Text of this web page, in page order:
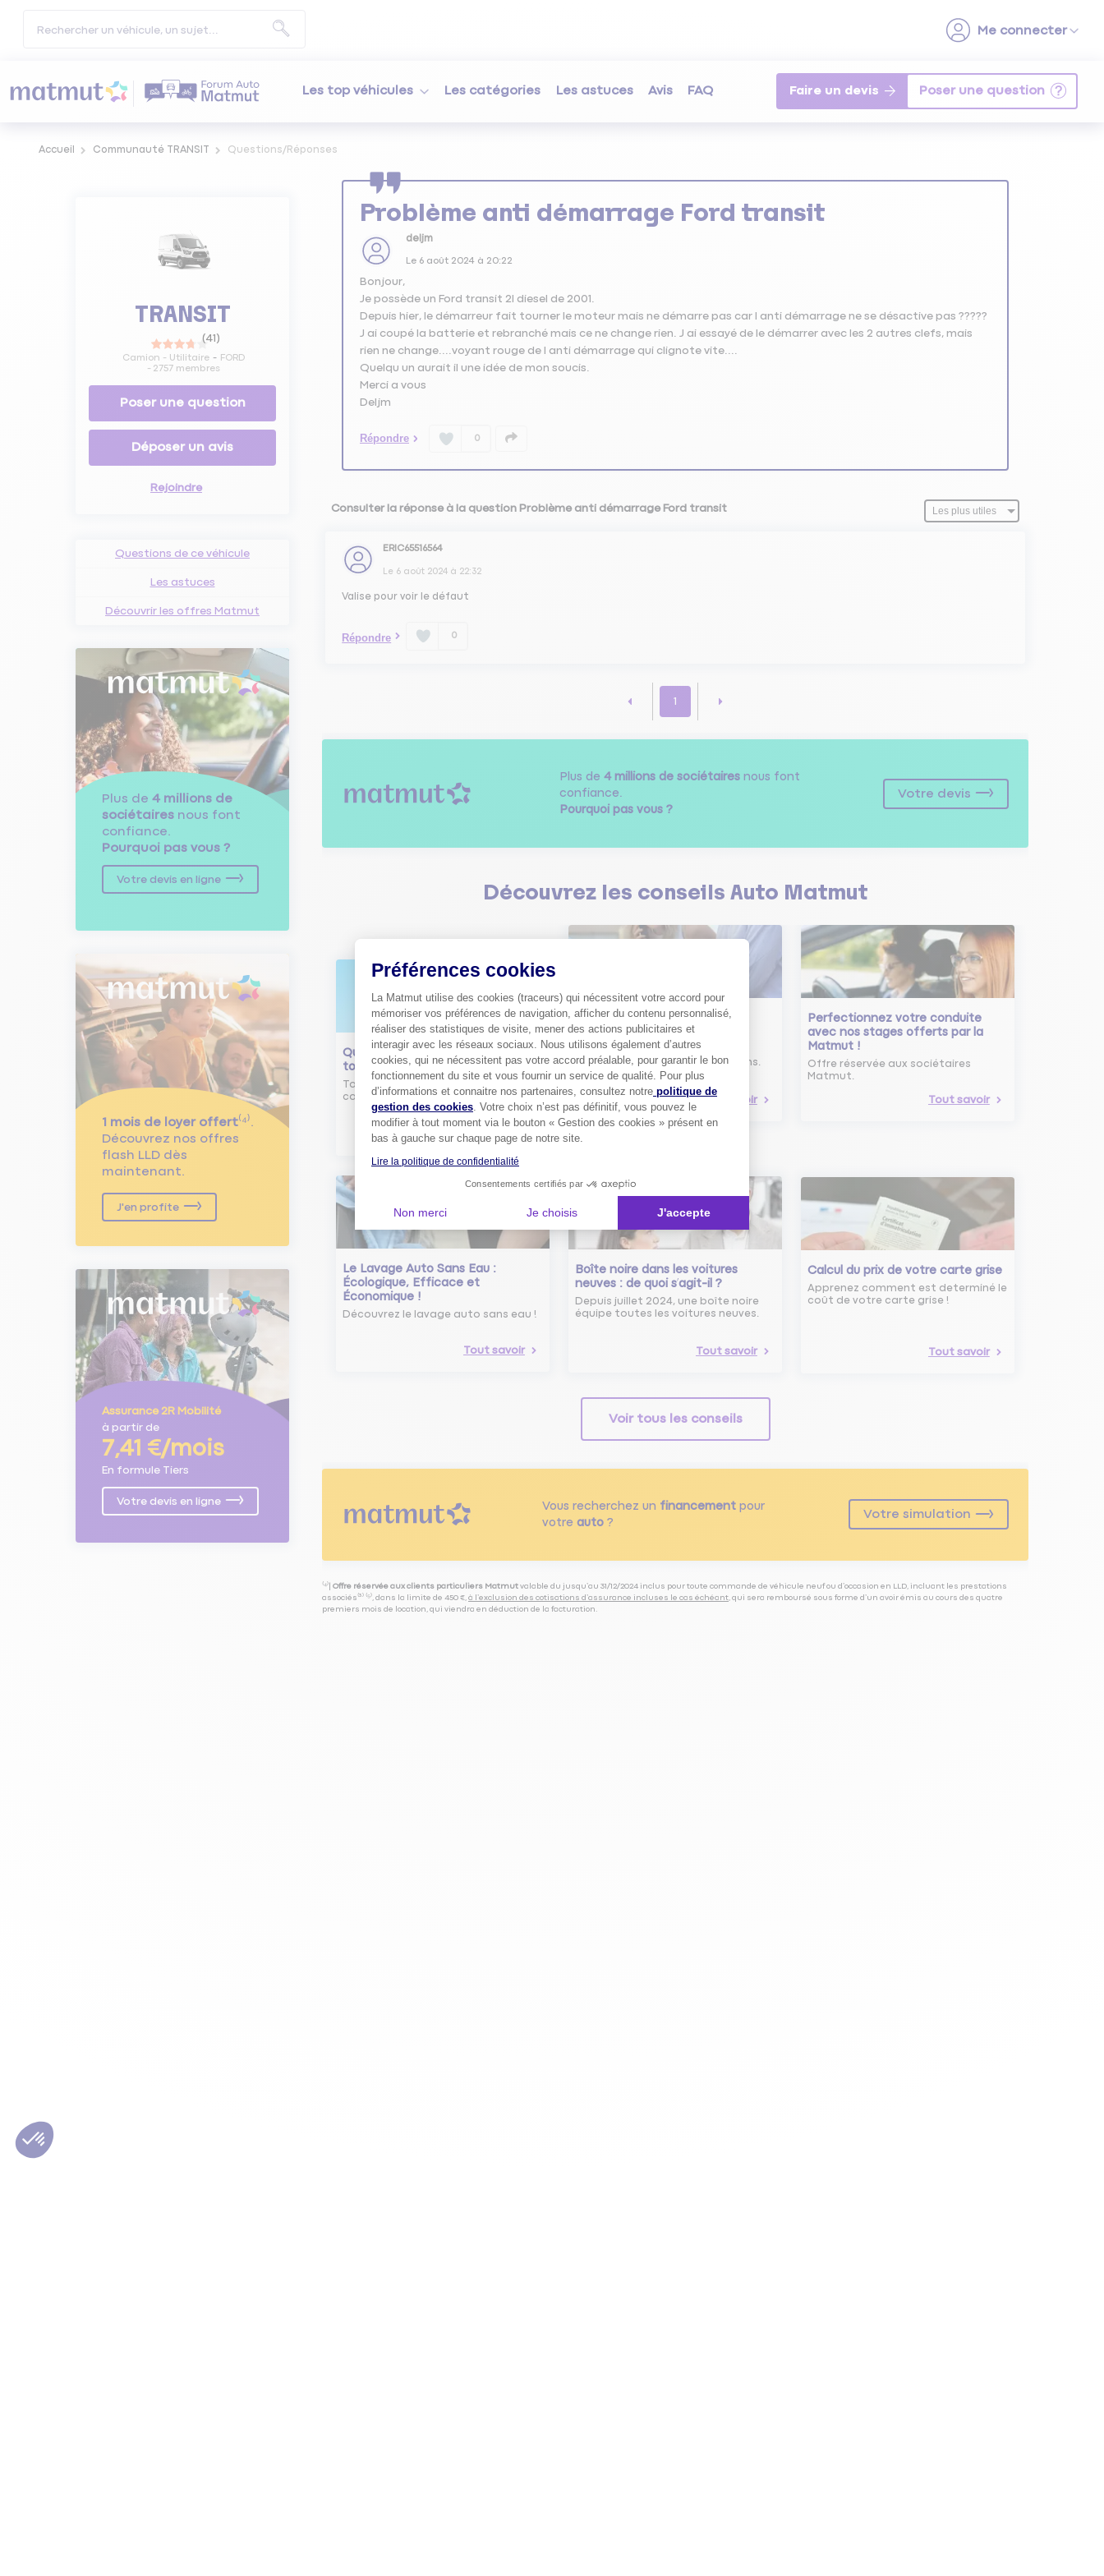
Les top véhicules Les catégories Les astuces Avis FAQ Faire un devis
Accueil Communauté TRANSIT Questions/Réponses
TRANSIT
(41)
Camion - Utilitaire
FORD
- 2757membres
Poser une question
Déposer un avis
Rejoindre
Questions de ce véhicule
Les astuces
Découvrir les offres Matmut
Plus de 4 millions de
sociétaires nous font
confiance.
Pourquoi pas vous ?
Votre devis en ligne
1 mois de loyer offert⁽⁴⁾.
Découvrez nos offres
flash LLD dès
maintenant.
J'en profite
Assurance 2R Mobilité
à partir de
7,41 €/mois
En formule Tiers
Votre devis en ligne
Problème anti démarrage Ford transit
deljm
Le 6 août 2024à 20:22
Bonjour,
Je possède un Ford transit 2l diesel de 2001.
Depuis hier, le démarreur fait tourner le moteur mais ne démarre pas car l anti démarrage ne se désactive pas ?????
J ai coupé la batterie et rebranché mais ce ne change rien. J ai essayé de le démarrer avec les 2 autres clefs, mais
rien ne change....voyant rouge de l anti démarrage qui clignote vite....
Quelqu un aurait il une idée de mon soucis.
Merci a vous
Deljm
Répondre 0
Consulter la réponse à la question Problème anti démarrage Ford transit
ERIC65516564
Le 6 août 2024 à 22:32
Valise pour voir le défaut
Répondre 0
1
Plus de 4 millions de sociétairesnous font
confiance.
Pourquoi pas vous ?
Votre devis
Découvrez les conseils Auto Matmut
Qu'est-ce que le nouveau radar
tourelle ?
Tout savoir sur le radar tourelle et
comment éviter les infractions.
Tout savoir
Comment bien choisir son
assurance auto ?
Conseils pour choisir la meilleure
assurance auto selon vos besoins.
Tout savoir
Perfectionnez votre conduite
avec nos stages offerts par la
Matmut !
Offre réservée aux sociétaires
Matmut.
Tout savoir
Le Lavage Auto Sans Eau :
Écologique, Efficace et
Économique !
Découvrez le lavage auto sans eau !
Tout savoir
Boîte noire dans les voitures
neuves : de quoi s’agit-il ?
Depuis juillet 2024, une boîte noire
équipe toutes les voitures neuves.
Tout savoir
Calcul du prix de votre carte grise
Apprenez comment est determiné le
coût de votre carte grise !
Tout savoir
Voir tous les conseils
Vous recherchez un financementpour
votre auto?
Votre simulation
⁽⁴⁾| Offre réservée aux clients particuliers Matmut valable du jusqu’au 31/12/2024 inclus pour toute commande de véhicule neuf ou d’occasion en LLD, incluant les prestations
associés⁽³⁾ ⁽⁵⁾, dans la limite de 450 €, à l’exclusion des cotisations d’assurance incluses le cas échéant , qui sera remboursé sous forme d’un avoir émis au cours des quatre
premiers mois de location, qui viendra en déduction de la facturation.
Préférences cookies
La Matmut utilise des cookies (traceurs) qui nécessitent votre accord pour
mémoriser vos préférences de navigation, afficher du contenu personnalisé,
réaliser des statistiques de visite, mener des actions publicitaires et
interagir avec les réseaux sociaux. Nous utilisons également d’autres
cookies, qui ne nécessitent pas votre accord préalable, pour garantir le bon
fonctionnement du site et vous fournir un service de qualité. Pour plus
d’informations et connaitre nos partenaires, consultez notre politique de
gestion des cookies . Votre choix n’est pas définitif, vous pouvez le
modifier à tout moment via le bouton « Gestion des cookies » présent en
bas à gauche sur chaque page de notre site.
Lire la politique de confidentialité
Consentements certifiés par
Non merci Je choisis J'accepte
Axeptio consent